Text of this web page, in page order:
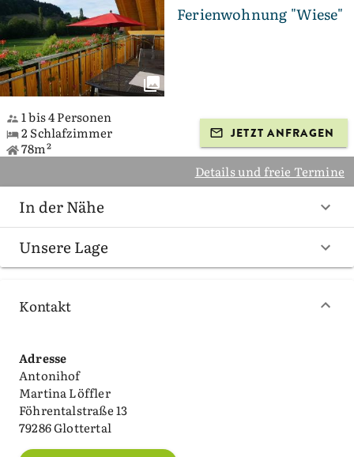
Ferienwohnung "Wiese"
1 bis 4 Personen
2 Schlafzimmer
78m²
JETZT ANFRAGEN
Details und freie Termine
In der Nähe
Unsere Lage
Kontakt
Adresse
Antonihof
Martina Löffler
Föhrentalstraße 13
79286 Glottertal